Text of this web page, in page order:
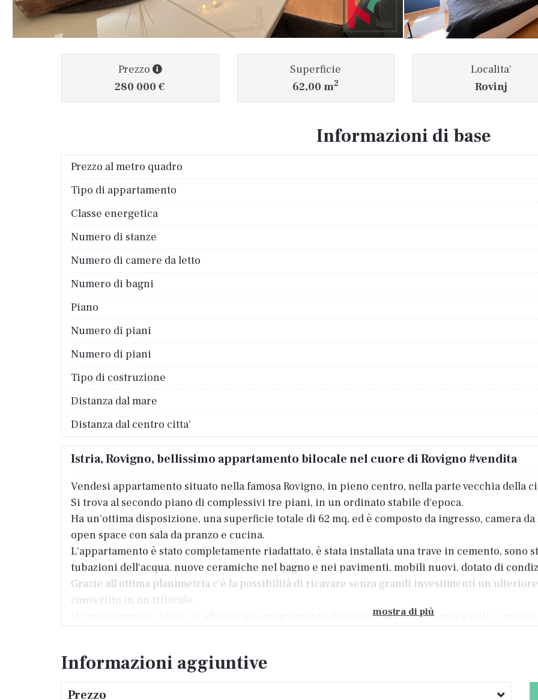
Prezzo
280 000 €
Superficie
62,00 m2
Localita'
Rovinj
Informazioni di base
Prezzo al metro quadro
Tipo di appartamento
Classe energetica
Numero di stanze
Numero di camere da letto
Numero di bagni
Piano
Numero di piani
Numero di piani
Tipo di costruzione
Distanza dal mare
Distanza dal centro citta'
Istria, Rovigno, bellissimo appartamento bilocale nel cuore di Rovigno #vendita
Vendesi appartamento situato nella famosa Rovigno, in pieno centro, nella parte vecchia della
Si trova al secondo piano di complessivi tre piani, in un ordinato stabile d'epoca.
Ha un'ottima disposizione, una superficie totale di 62 mq, ed è composto da ingresso, camera
open space con sala da pranzo e cucina.
L'appartamento è stato completamente riadattato, è stata installata una trave in cemento,
tubazioni dell'acqua, nuove ceramiche nel bagno e nei pavimenti, mobili nuovi, dotato di
Grazie all'ottima planimetria c'è la possibilità di ricavare senza grandi investimenti
convertito in un trilocale.
Un appartamento ideale in affitto o un appartamento da vivere, data la vicinanza a tutti i comfort.
mostra di più
Informazioni aggiuntive
Prezzo